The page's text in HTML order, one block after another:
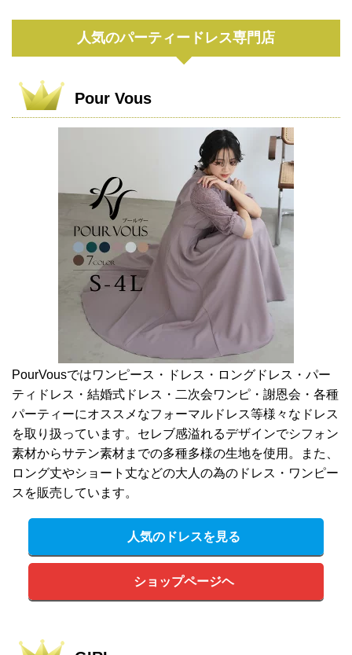
人気のパーティードレス専門店
Pour Vous
PourVousではワンピース・ドレス・ロングドレス・パー
ティドレス・結婚式ドレス・二次会ワンピ・謝恩会・各種
パーティーにオススメなフォーマルドレス等様々なドレス
を取り扱っています。セレブ感溢れるデザインでシフォン
素材からサテン素材までの多種多様の生地を使用。また、
ロング丈やショート丈などの大人の為のドレス・ワンピー
スを販売しています。
人気のドレスを見る
ショップページヘ